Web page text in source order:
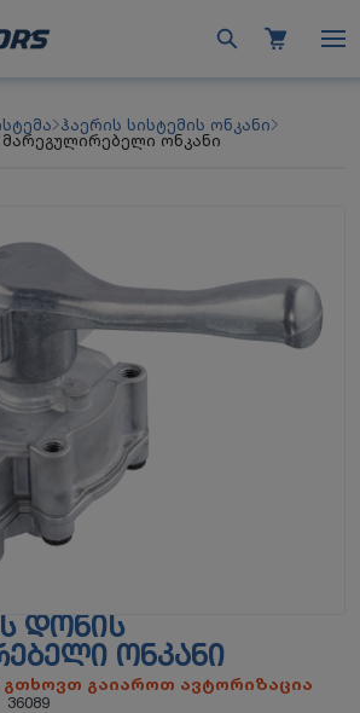
ჰაერის სისტემის ონკანი
ონკანი
ᲓᲝᲜᲘᲡ
ᲝᲜᲙᲐᲜᲘ
გთხოვთ გაიაროთ ავტორიზაცია
36089